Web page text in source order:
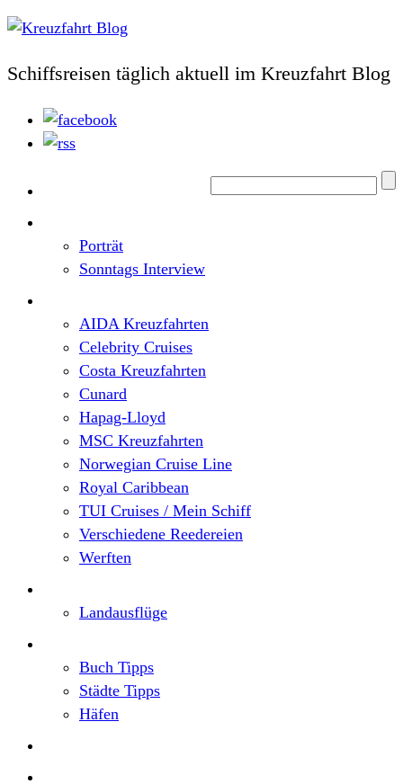
Schiffsreisen täglich aktuell im Kreuzfahrt Blog
Porträt
Sonntags Interview
AIDA Kreuzfahrten
Celebrity Cruises
Costa Kreuzfahrten
Cunard
Hapag-Lloyd
MSC Kreuzfahrten
Norwegian Cruise Line
Royal Caribbean
TUI Cruises / Mein Schiff
Verschiedene Reedereien
Werften
Landausflüge
Buch Tipps
Städte Tipps
Häfen